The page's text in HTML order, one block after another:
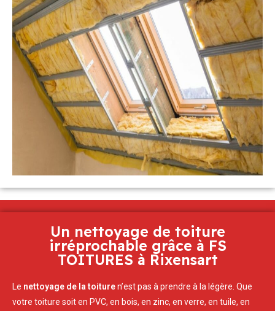
Un nettoyage de toiture
irréprochable grâce à FS
TOITURES à Rixensart
Le nettoyage de la toituren’est pas à prendre à la légère. Que
votre toiture soit en PVC, en bois, en zinc, en verre, en tuile, en